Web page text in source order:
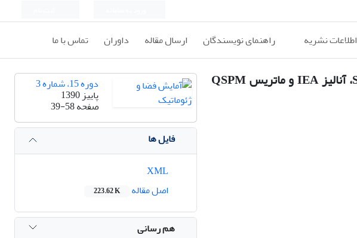
اطلاعات نشریه راهنمای نویسندگان ارسال مقاله داوران تماس با ما
تعیین استراتژی‌های توسعه شهرهای متکی بر صنعت استخراج نفت با استفاده از روش SWOT، آنالیز IEA و ماتریس QSPM دوره 15، شماره 3
پاییز 1390
صفحه39-58
فایل ها
اصل مقاله
223.62 K
هم رسانی